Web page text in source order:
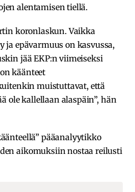
alentamisen tiellä.
koronlaskun. Vaikka
ja epävarmuus on kasvussa,
jää EKP:n viimeiseksi
käänteet
muistuttavat, että
ole kallellaan alaspäin”, hän
pääanalyytikko
aikomuksiin nostaa reilusti